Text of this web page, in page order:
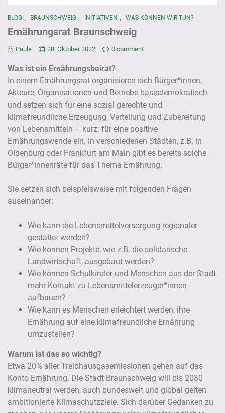
BLOG , BRAUNSCHWEIG , INITIATIVEN , WAS KÖNNEN WIR TUN?
Ernährungsrat Braunschweig
Paula 28. Oktober 2022 0 comment
Was ist ein Ernährungsbeirat?
In einem Ernährungsrat organisieren sich Bürger*innen,
Akteure, Organisationen und Betriebe basisdemokratisch
und setzen sich für eine sozial gerechte und
klimafreundliche Erzeugung, Verteilung und Zubereitung
von Lebensmitteln – kurz: für eine positive
Ernährungswende ein. In verschiedenen Städten, z.B. in
Oldenburg oder Frankfurt am Main gibt es bereits solche
Bürger*innenräte für das Thema Ernährung.
Sie setzen sich beispielsweise mit folgenden Fragen
auseinander:
Wie kann die Lebensmittelversorgung regionaler
gestaltet werden?
Wie können Projekte, wie z.B. die solidarische
Landwirtschaft, ausgebaut werden?
Wie können Schulkinder und Menschen aus der Stadt
mehr Kontakt zu Lebensmittelerzeuger*innen
aufbauen?
Wie kann es Menschen erleichtert werden, ihre
Ernährung auf eine klimafreundliche Ernährung
umzustellen?
Warum ist das so wichtig?
Etwa 20% aller Treibhausgasemissionen gehen auf das
Konto Ernährung. Die Stadt Braunschweig will bis 2030
klimaneutral werden, auch bundesweit und global gelten
ambitionierte Klimaschutzziele. Sich darüber Gedanken zu